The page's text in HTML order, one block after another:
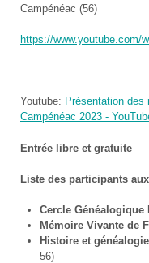
Campénéac (56)
https://www.youtube.com/
Youtube: Présentation des
Campénéac 2023 -
Entrée libre et gratuite
Liste des participants
Cercle Généalogique
Mémoire Vivante de
Histoire et
56)